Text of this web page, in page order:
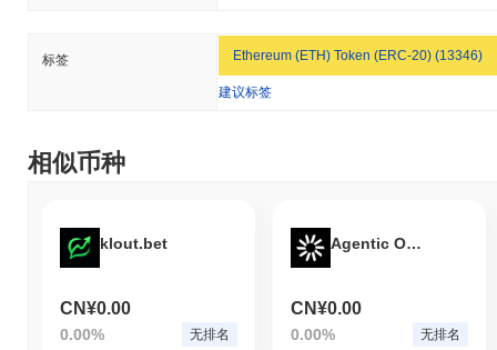
标签 Ethereum (ETH) Token (ERC-20) (13346)
建议标签
相似币种
klout.bet
CN¥0.00
0.00% 无排名
Agentic Open Economy
CN¥0.00
0.00% 无排名